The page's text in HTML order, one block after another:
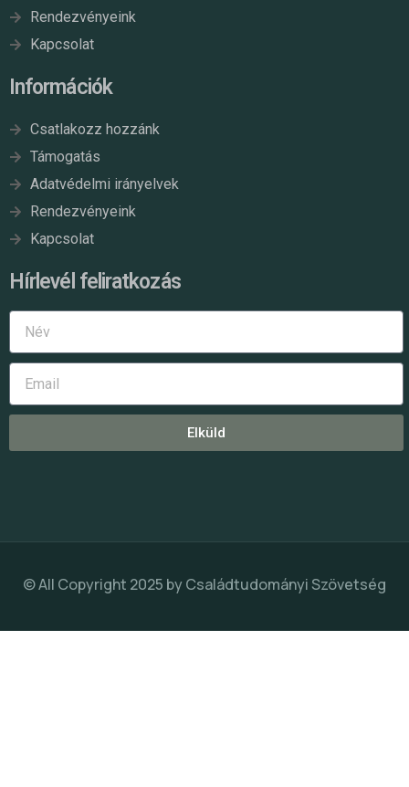
Rendezvényeink
Kapcsolat
Információk
Csatlakozz hozzánk
Támogatás
Adatvédelmi irányelvek
Rendezvényeink
Kapcsolat
Hírlevél feliratkozás
Elküld
© All Copyright 2025 byCsaládtudományi Szövetség